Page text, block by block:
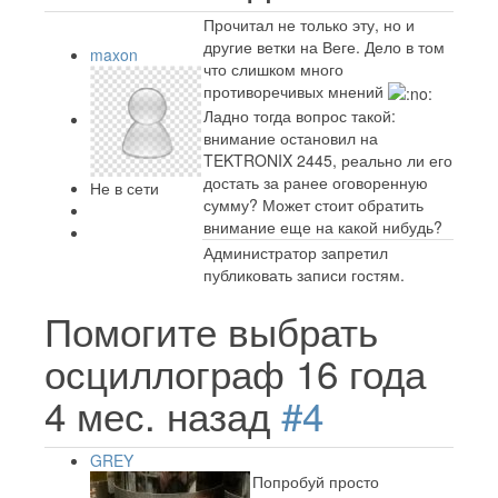
maxon
Не в сети
Прочитал не только эту, но и
другие ветки на Веге. Дело в том
что слишком много
противоречивых мнений
Ладно тогда вопрос такой:
внимание остановил на
TEKTRONIX 2445, реально ли его
достать за ранее оговоренную
сумму? Может стоит обратить
внимание еще на какой нибудь?
Администратор запретил
публиковать записи гостям.
Помогите выбрать
осциллограф 16 года
4 мес. назад #4
GREY
Попробуй просто